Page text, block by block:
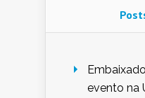
evento na